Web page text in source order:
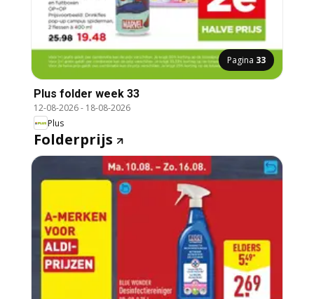
Pagina 33
Plus folder week 33
12-08-2026- 18-08-2026
Plus
Folderprijs